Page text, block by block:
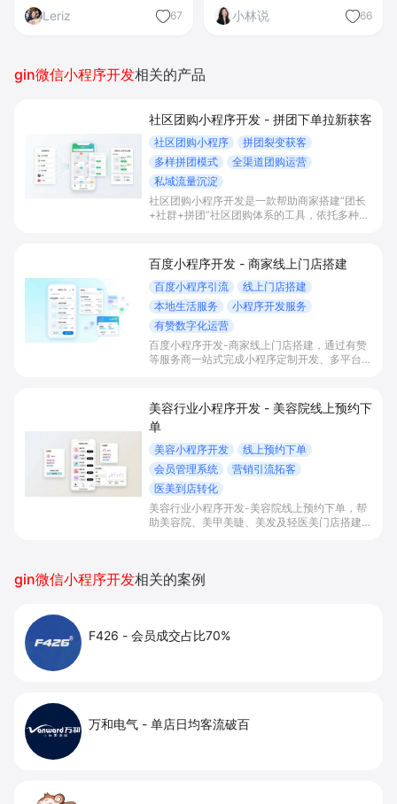
Leriz 67
小林说
66
gin微信小程序开发相关的产品
社区团购小程序开发 - 拼团下单拉新获客
社区团购小程序
拼团裂变获客
多样拼团模式
全渠道团购运营
私域流量沉淀
社区团购小程序开发是一款帮助商家搭建“团长
+社群+拼团”社区团购体系的工具，依托多种拼
员。
百度小程序开发 - 商家线上门店搭建
百度小程序引流
线上门店搭建
本地生活服务
小程序开发服务
有赞数字化运营
百度小程序开发-商家线上门店搭建，通过有赞
等服务商一站式完成小程序定制开发、多平台联
提升到店与下单转化。
美容行业小程序开发 - 美容院线上预约下
单
美容小程序开发
线上预约下单
会员管理系统
营销引流拓客
医美到店转化
美容行业小程序开发-美容院线上预约下单，帮
助美容院、美甲美睫、美发及轻医美门店搭建线
gin微信小程序开发相关的案例
F426 - 会员成交占比70%
万和电气 - 单店日均客流破百